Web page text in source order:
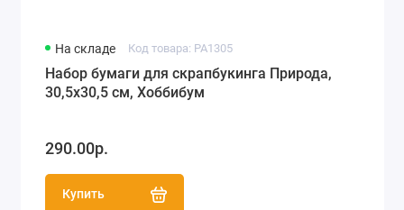
На складе Код товара: PA1305
Набор бумаги для скрапбукинга Природа,
30,5х30,5 см, Хоббибум
290.00р.
Купить